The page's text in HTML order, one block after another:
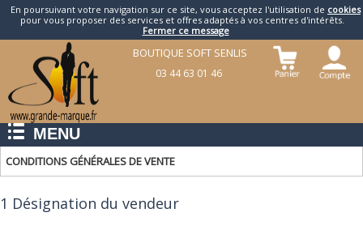
En poursuivant votre navigation sur ce site, vous acceptez l'utilisation de cookies
pour vous proposer des services et offres adaptés à vos centres d'intérêts.
Fermer ce message
BOUTIQUE SOFT SENLIS
03 44 63 01 46
MENU
CONDITIONS GÉNÉRALES DE VENTE
1 Désignation du vendeur